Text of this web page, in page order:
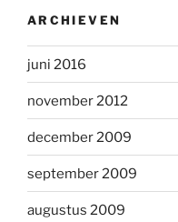
ARCHIEVEN
juni 2016
november 2012
december 2009
september 2009
augustus 2009